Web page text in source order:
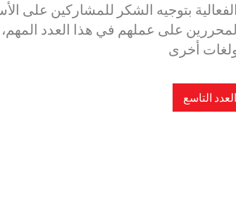
بتوجيه الشكر للمشاركين على
على عملهم في هذا العدد